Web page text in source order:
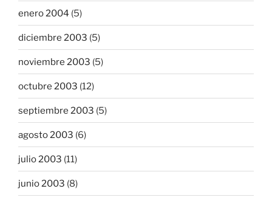
enero 2004 (5)
diciembre 2003 (5)
noviembre 2003 (5)
octubre 2003 (12)
septiembre 2003 (5)
agosto 2003 (6)
julio 2003 (11)
junio 2003 (8)